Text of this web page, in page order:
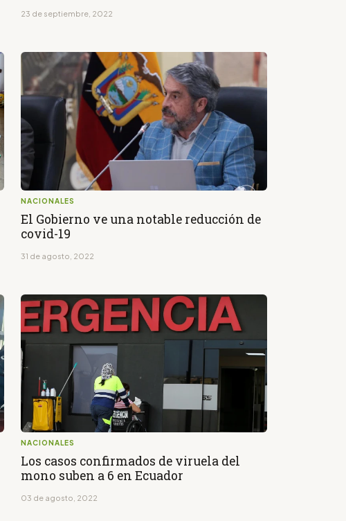
23 de septiembre, 2022
NACIONALES
El Gobierno ve una notable reducción de
covid-19
31 de agosto, 2022
NACIONALES
Los casos confirmados de viruela del
mono suben a 6 en Ecuador
03 de agosto, 2022